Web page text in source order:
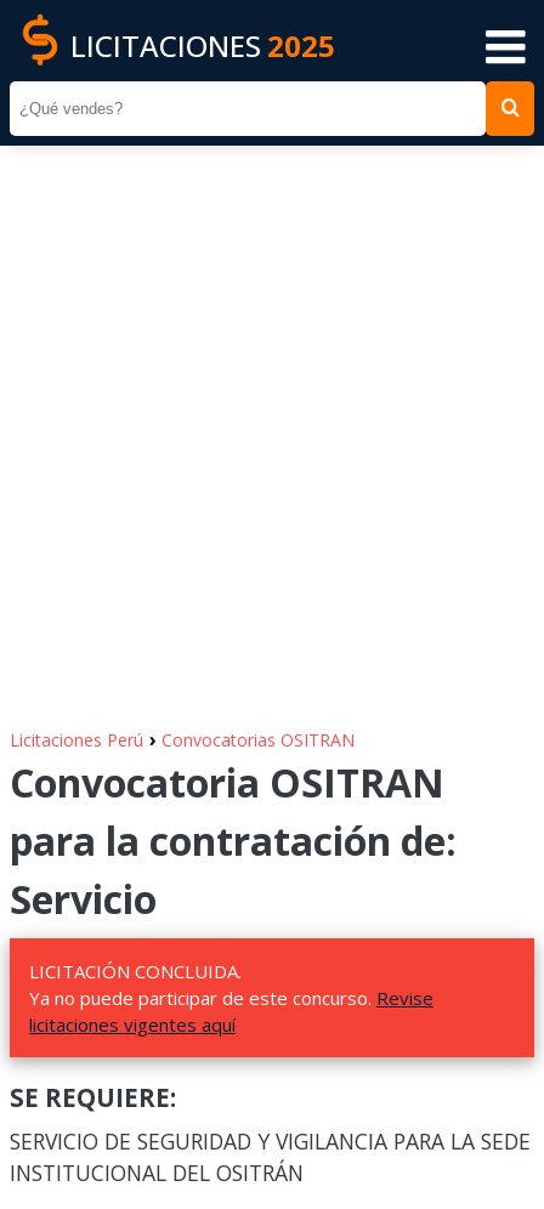
LICITACIONES 2025
Licitaciones Perú › Convocatorias OSITRAN
Convocatoria OSITRAN
para la contratación de:
Servicio
LICITACIÓN CONCLUIDA.
Ya no puede participar de este concurso. Revise
licitaciones vigentes aquí
SE REQUIERE:
SERVICIO DE SEGURIDAD Y VIGILANCIA PARA LA SEDE
INSTITUCIONAL DEL OSITRÁN